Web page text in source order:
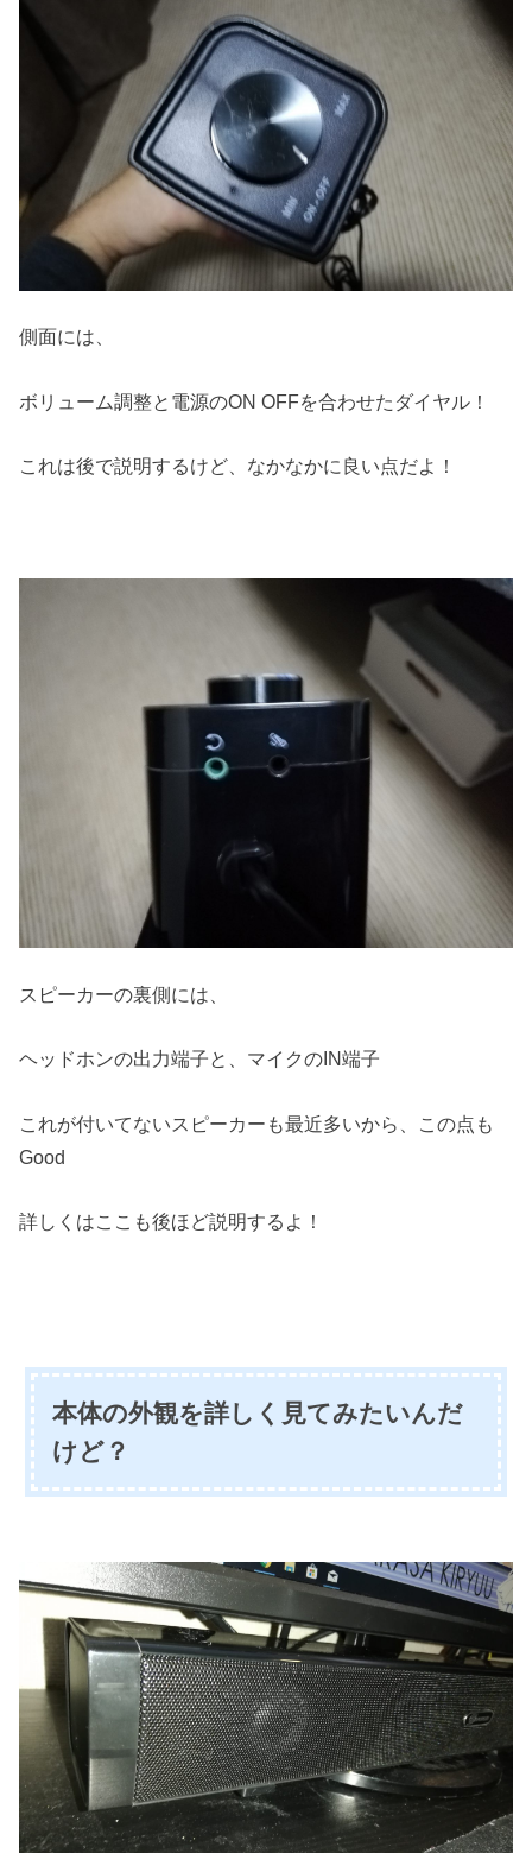
側面には、
ボリューム調整と電源のON OFFを合わせたダイヤル！
これは後で説明するけど、なかなかに良い点だよ！
スピーカーの裏側には、
ヘッドホンの出力端子と、マイクのIN端子
これが付いてないスピーカーも最近多いから、この点も
Good
詳しくはここも後ほど説明するよ！
本体の外観を詳しく見てみたいんだ
けど？